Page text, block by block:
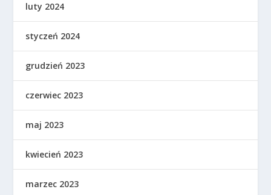
luty 2024
styczeń 2024
grudzień 2023
czerwiec 2023
maj 2023
kwiecień 2023
marzec 2023